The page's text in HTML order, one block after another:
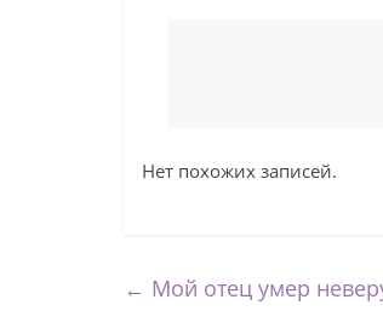
Нет похожих записей.
← Мой отец умер